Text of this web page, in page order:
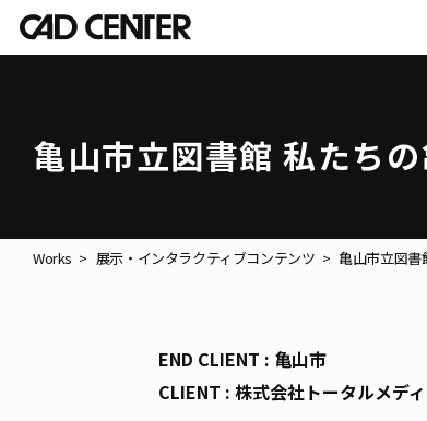
亀山市立図書館 私たち
Works 展示・インタラクティブコンテンツ 亀山市立図書
END CLIENT : 亀山市
CLIENT : 株式会社トータルメデ